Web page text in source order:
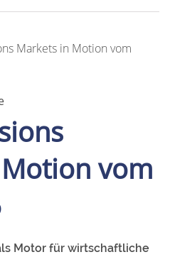
Markets in Motion vom
vom
Motor für wirtschaftliche